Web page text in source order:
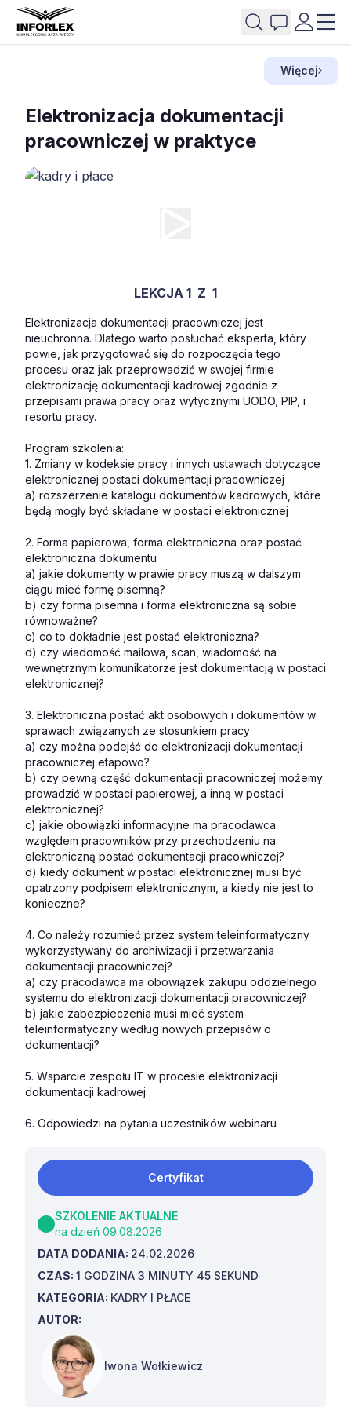
Więcej
Elektronizacja dokumentacji
pracowniczej w praktyce
LEKCJA 1 Z 1
Elektronizacja dokumentacji pracowniczej jest
nieuchronna. Dlatego warto posłuchać eksperta, który
powie, jak przygotować się do rozpoczęcia tego
procesu oraz jak przeprowadzić w swojej firmie
elektronizację dokumentacji kadrowej zgodnie z
przepisami prawa pracy oraz wytycznymi UODO, PIP, i
resortu pracy.
Program szkolenia:
1. Zmiany w kodeksie pracy i innych ustawach dotyczące
elektronicznej postaci dokumentacji pracowniczej
a) rozszerzenie katalogu dokumentów kadrowych, które
będą mogły być składane w postaci elektronicznej
2. Forma papierowa, forma elektroniczna oraz postać
elektroniczna dokumentu
a) jakie dokumenty w prawie pracy muszą w dalszym
ciągu mieć formę pisemną?
b) czy forma pisemna i forma elektroniczna są sobie
równoważne?
c) co to dokładnie jest postać elektroniczna?
d) czy wiadomość mailowa, scan, wiadomość na
wewnętrznym komunikatorze jest dokumentacją w postaci
elektronicznej?
3. Elektroniczna postać akt osobowych i dokumentów w
sprawach związanych ze stosunkiem pracy
a) czy można podejść do elektronizacji dokumentacji
pracowniczej etapowo?
b) czy pewną część dokumentacji pracowniczej możemy
prowadzić w postaci papierowej, a inną w postaci
elektronicznej?
c) jakie obowiązki informacyjne ma pracodawca
względem pracowników przy przechodzeniu na
elektroniczną postać dokumentacji pracowniczej?
d) kiedy dokument w postaci elektronicznej musi być
opatrzony podpisem elektronicznym, a kiedy nie jest to
konieczne?
4. Co należy rozumieć przez system teleinformatyczny
wykorzystywany do archiwizacji i przetwarzania
dokumentacji pracowniczej?
a) czy pracodawca ma obowiązek zakupu oddzielnego
systemu do elektronizacji dokumentacji pracowniczej?
b) jakie zabezpieczenia musi mieć system
teleinformatyczny według nowych przepisów o
dokumentacji?
5. Wsparcie zespołu IT w procesie elektronizacji
dokumentacji kadrowej
6. Odpowiedzi na pytania uczestników webinaru
Certyfikat
SZKOLENIE AKTUALNE
na dzień 09.08.2026
DATA DODANIA: 24.02.2026
CZAS: 1 GODZINA 3 MINUTY 45 SEKUND
KATEGORIA: KADRY I PŁACE
AUTOR:
Iwona Wołkiewicz